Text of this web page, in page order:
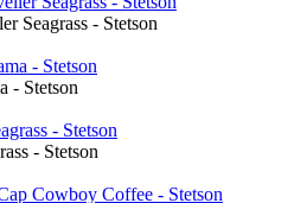
Seagrass - Stetson
- Stetson
- Stetson